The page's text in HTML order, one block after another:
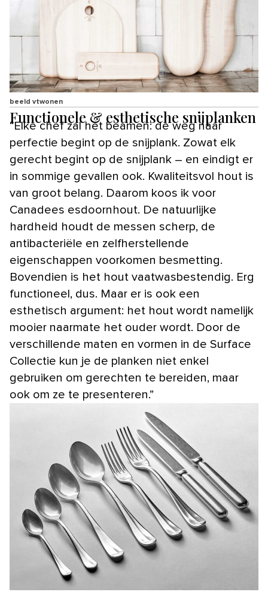
beeld vtwonen
Functionele & esthetische snijplanken
“Elke chef zal het beamen: de weg naar
perfectie begint op de snijplank. Zowat elk
gerecht begint op de snijplank – en eindigt er
in sommige gevallen ook. Kwaliteitsvol hout is
van groot belang. Daarom koos ik voor
Canadees esdoornhout. De natuurlijke
hardheid houdt de messen scherp, de
antibacteriële en zelfherstellende
eigenschappen voorkomen besmetting.
Bovendien is het hout vaatwasbestendig. Erg
functioneel, dus. Maar er is ook een
esthetisch argument: het hout wordt namelijk
mooier naarmate het ouder wordt. Door de
verschillende maten en vormen in de Surface
Collectie kun je de planken niet enkel
gebruiken om gerechten te bereiden, maar
ook om ze te presenteren.”